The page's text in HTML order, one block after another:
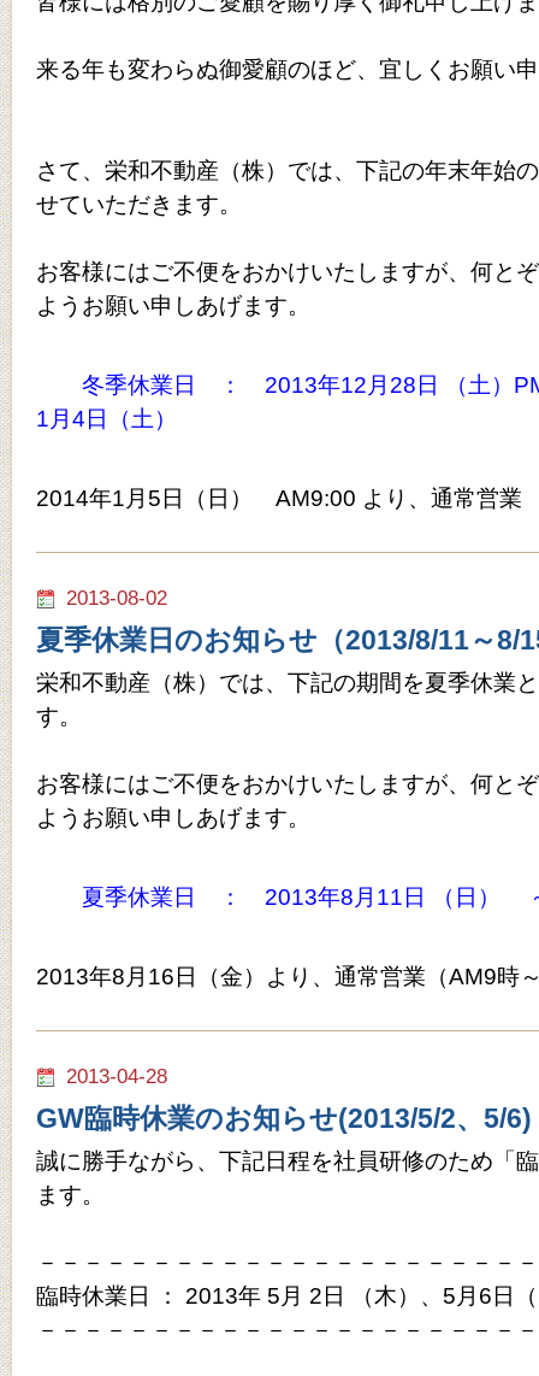
来る年も変わらぬ御愛顧のほど、宜しくお願い
さて、栄和不動産（株）では、下記の年末年始
せていただきます。
お客様にはご不便をおかけいたしますが、何と
ようお願い申しあげます。
冬季休業日 ： 2013年12月28日 （土）
1月4日（土）
2014年1月5日（日） AM9:00 より、通常営業
2013-08-02
夏季休業日のお知らせ（2013/8/11～8/
栄和不動産（株）では、下記の期間を夏季休業
す。
お客様にはご不便をおかけいたしますが、何と
ようお願い申しあげます。
夏季休業日 ： 2013年8月11日 （日）
2013年8月16日（金）より、通常営業（AM9時
2013-04-28
GW臨時休業のお知らせ(2013/5/2、5/6)
誠に勝手ながら、下記日程を社員研修のため「
ます。
－－－－－－－－－－－－－－－－－－－－－－
臨時休業日 ： 2013年 5月 2日 （木）、5月6日
－－－－－－－－－－－－－－－－－－－－－－